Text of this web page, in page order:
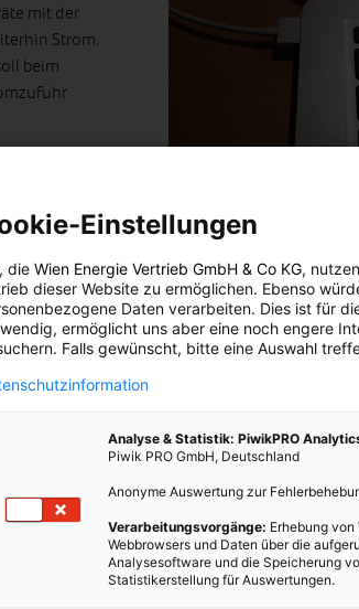
mit der
Strom.
beim
Trennt den
11. NOVEMBER 2013 VON
Viele haben den Desktop-
ersetzt. Der Laptop wird
sehr viel im Netzbetrieb
BEITRAG
TEILEN
Einstellungen
die Wien Energie Vertrieb GmbH & Co KG,
dieser Website zu ermöglichen. Ebenso
Daten verarbeiten. Dies ist für
ermöglicht uns aber eine noch engere
Falls gewünscht, bitte eine Auswahl
Analyse & Statistik: PiwikPRO
Piwik PRO GmbH, Deutschland
Anonyme Auswertung zur
Verarbeitungsvorgänge: Erhebung
Webbrowsers und Daten über die
Analysesoftware und die Speicherung
Statistikerstellung für Auswertungen.